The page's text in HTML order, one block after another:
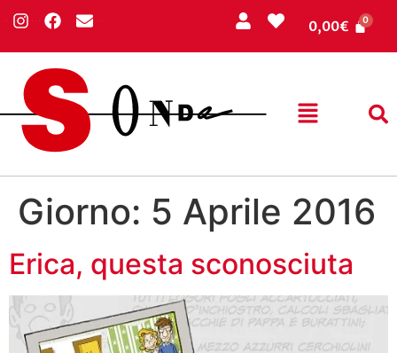
0,00€
Giorno: 5 Aprile 2016
Erica, questa sconosciuta